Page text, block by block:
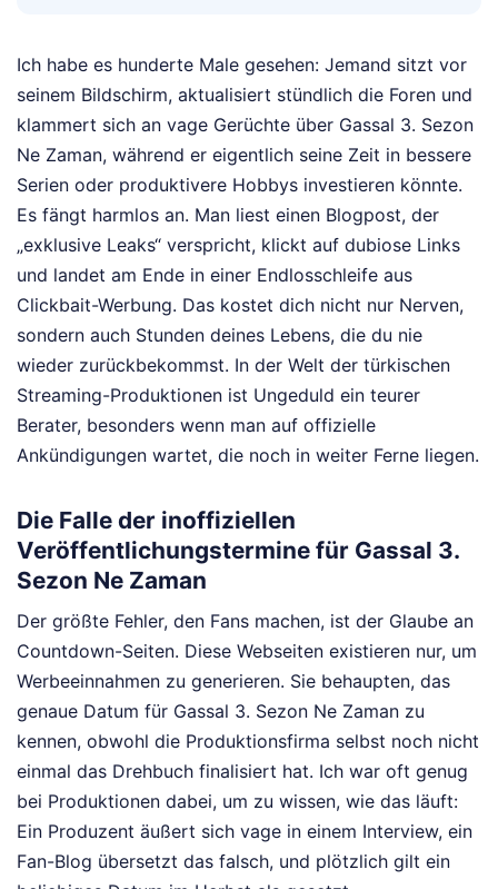
Ich habe es hunderte Male gesehen: Jemand sitzt vor
seinem Bildschirm, aktualisiert stündlich die Foren und
klammert sich an vage Gerüchte über Gassal 3. Sezon
Ne Zaman, während er eigentlich seine Zeit in bessere
Serien oder produktivere Hobbys investieren könnte.
Es fängt harmlos an. Man liest einen Blogpost, der
„exklusive Leaks“ verspricht, klickt auf dubiose Links
und landet am Ende in einer Endlosschleife aus
Clickbait-Werbung. Das kostet dich nicht nur Nerven,
sondern auch Stunden deines Lebens, die du nie
wieder zurückbekommst. In der Welt der türkischen
Streaming-Produktionen ist Ungeduld ein teurer
Berater, besonders wenn man auf offizielle
Ankündigungen wartet, die noch in weiter Ferne liegen.
Die Falle der inoffiziellen
Veröffentlichungstermine für Gassal 3.
Sezon Ne Zaman
Der größte Fehler, den Fans machen, ist der Glaube an
Countdown-Seiten. Diese Webseiten existieren nur, um
Werbeeinnahmen zu generieren. Sie behaupten, das
genaue Datum für Gassal 3. Sezon Ne Zaman zu
kennen, obwohl die Produktionsfirma selbst noch nicht
einmal das Drehbuch finalisiert hat. Ich war oft genug
bei Produktionen dabei, um zu wissen, wie das läuft:
Ein Produzent äußert sich vage in einem Interview, ein
Fan-Blog übersetzt das falsch, und plötzlich gilt ein